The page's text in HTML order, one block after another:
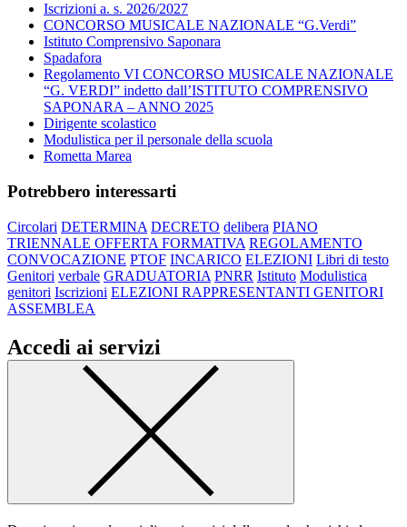
Iscrizioni a. s. 2026/2027
CONCORSO MUSICALE NAZIONALE “G.Verdi”
Istituto Comprensivo Saponara
Spadafora
Regolamento VI CONCORSO MUSICALE NAZIONALE
“G. VERDI” indetto dall’ISTITUTO COMPRENSIVO
SAPONARA – ANNO 2025
Dirigente scolastico
Modulistica per il personale della scuola
Rometta Marea
Potrebbero interessarti
Circolari DETERMINA DECRETO delibera PIANO
TRIENNALE OFFERTA FORMATIVA REGOLAMENTO
CONVOCAZIONE PTOF INCARICO ELEZIONI Libri di testo
Genitori verbale GRADUATORIA PNRR Istituto Modulistica
genitori Iscrizioni ELEZIONI RAPPRESENTANTI GENITORI
ASSEMBLEA
Accedi ai servizi